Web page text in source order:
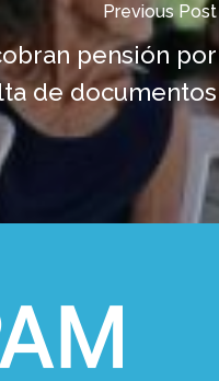
Previous Post
pensión por
de documentos